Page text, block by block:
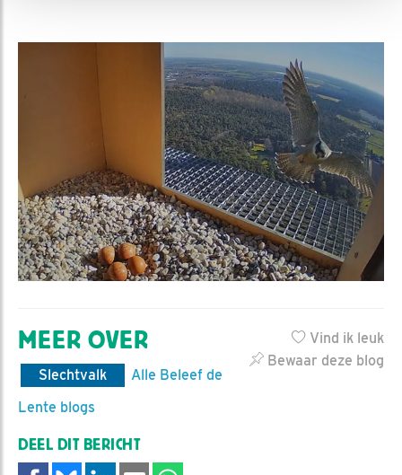
Vind ik leuk
Bewaar deze blog
MEER OVER
Slechtvalk
Alle Beleef de
Lente blogs
DEEL DIT BERICHT